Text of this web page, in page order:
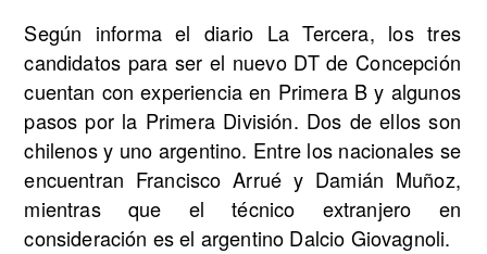
Según informa el diario La Tercera, los tres
candidatos para ser el nuevo DT de Concepción
cuentan con experiencia en Primera B y algunos
pasos por la Primera División. Dos de ellos son
chilenos y uno argentino. Entre los nacionales se
encuentran Francisco Arrué y Damián Muñoz,
mientras que el técnico extranjero en
consideración es el argentino Dalcio Giovagnoli.